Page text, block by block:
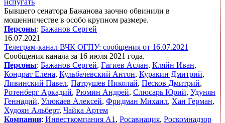
испугать
Бывшего сенатора Бажанова заочно обвинили в
мошенничестве в особо крупном размере.
Персоны: Бажанов Сергей
16.07.2021
Телеграм-канал ВЧК ОГПУ: сообщения от 16.07.2021
Сообщения канала за 16 июля 2021 года.
Персоны: Бажанов Сергей, Гагиев Аслан, Кляйн Иван,
Кондрат Елена, Кульбачевский Антон, Куракин Дмитрий,
Ливинский Павел, Патрушев Николай, Песков Дмитрий,
Ротенберг Аркадий, Рюмин Андрей, Слюсарь Юрий, Удунян
Геннадий, Улюкаев Алексей, Фридман Михаил, Хан Герман,
Худоян Альберт, Чайка Артем
Компании: Инвесткомпания А1 , Росавиация, Роскомнадзор